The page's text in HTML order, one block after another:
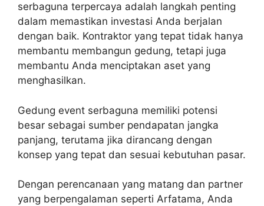
serbaguna terpercaya adalah langkah penting
dalam memastikan investasi Anda berjalan
dengan baik. Kontraktor yang tepat tidak hanya
membantu membangun gedung, tetapi juga
membantu Anda menciptakan aset yang
menghasilkan.
Gedung event serbaguna memiliki potensi
besar sebagai sumber pendapatan jangka
panjang, terutama jika dirancang dengan
konsep yang tepat dan sesuai kebutuhan pasar.
Dengan perencanaan yang matang dan partner
yang berpengalaman seperti Arfatama, Anda